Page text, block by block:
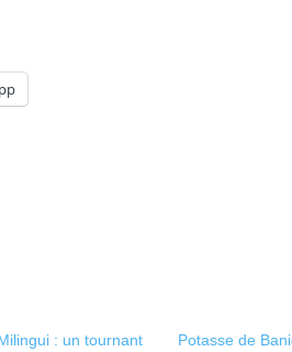
: un tournant
Potasse de